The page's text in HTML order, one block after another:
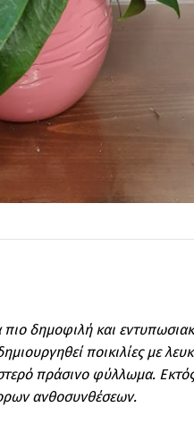
δημοφιλή και
ποικιλίες με
πράσινο φύλλωμα.
ανθοσυνθέσεων.